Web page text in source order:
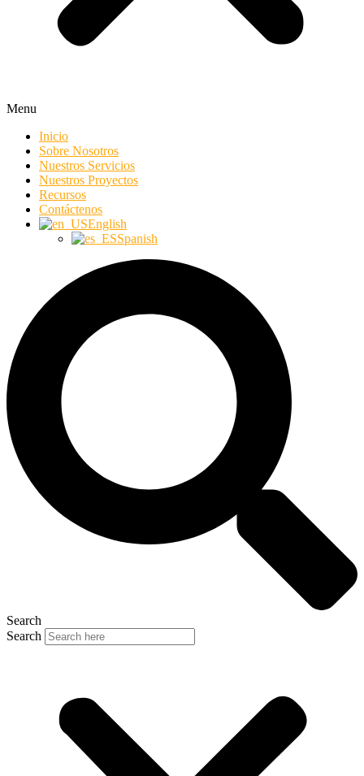
Menu
Inicio
Sobre Nosotros
Nuestros Servicios
Nuestros Proyectos
Recursos
Contáctenos
English
Spanish
Search
Search